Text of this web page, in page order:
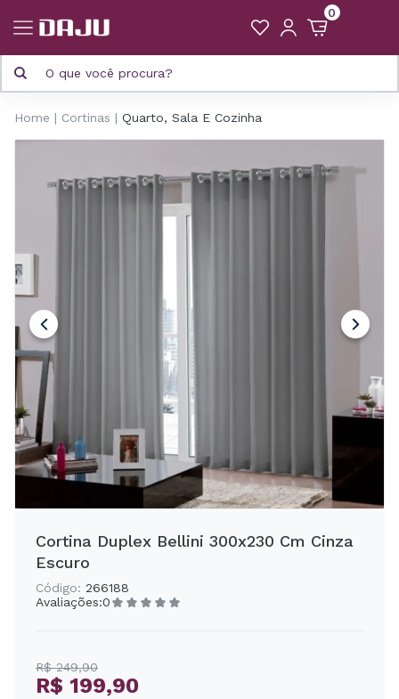
0
Home Cortinas Quarto, Sala E Cozinha
Cortina Duplex Bellini 300x230 Cm Cinza
Escuro
Código: 266188
Avaliações:0
R$ 249,90
R$ 199,90